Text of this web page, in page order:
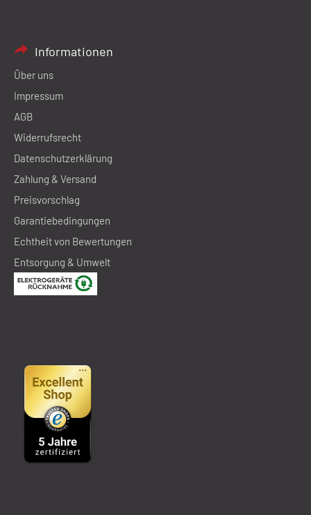
Informationen
Über uns
Impressum
AGB
Widerrufsrecht
Datenschutzerklärung
Zahlung & Versand
Preisvorschlag
Garantiebedingungen
Echtheit von Bewertungen
Entsorgung & Umwelt